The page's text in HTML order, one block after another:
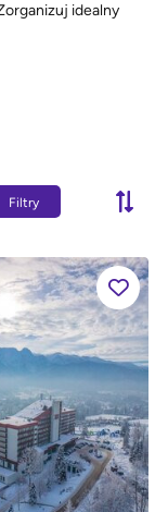
idealny
Filtry